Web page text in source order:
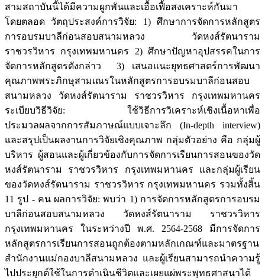
สามสถาบันนี้ได้มีความผูกพันและเอื้อเฟื้อสงเคราะห์กันมา
โดยตลอด วัตถุประสงค์การวิจัย: 1) ศึกษาการจัดการหลักสูตร
การอบรมบาลีก่อนสอบสนามหลวง วัดหงส์รัตนาราม
ราชวรวิหาร กรุงเทพมหานคร 2) ศึกษาปัญหาอุปสรรคในการ
จัดการหลักสูตรดังกล่าว 3) เสนอแนะยุทธศาสตร์การพัฒนา
คุณภาพพระภิกษุสามเณรในหลักสูตรการอบรมบาลีก่อนสอบ
สนามหลวง วัดหงส์รัตนาราม ราชวรวิหาร กรุงเทพมหานคร
ระเบียบวิธีวิจัย: ใช้วิธีการวิเคราะห์เชิงเนื้อหาเพื่อ
ประมวลผลจากการสัมภาษณ์แบบเจาะลึก (In-depth interview)
และสรุปเป็นผลงานการวิจัยเชิงคุณภาพ กลุ่มตัวอย่าง คือ กลุ่มผู้
บริหาร ผู้สอนและผู้เกี่ยวข้องกับการจัดการเรียนการสอนของวัด
หงส์รัตนาราม ราชวรวิหาร กรุงเทพมหานคร และกลุ่มผู้เรียน
ของวัดหงส์รัตนาราม ราชวรวิหาร กรุงเทพมหานคร รวมทั้งสิ้น
11 รูป - คน ผลการวิจัย: พบว่า 1) การจัดการหลักสูตรการอบรม
บาลีก่อนสอบสนามหลวง วัดหงส์รัตนาราม ราชวรวิหาร
กรุงเทพมหานคร ในระหว่างปี พ.ศ. 2564-2568 มีการจัดการ
หลักสูตรการเรียนการสอนถูกต้องตามหลักเกณฑ์และมาตรฐาน
สำนักงานแม่กองบาลีสนามหลวง และผู้เรียนสามารถนำความรู้
ไปประยุกต์ใช้ในการดำเนินชีวิตและเผยแผ่พระพุทธศาสนาได้